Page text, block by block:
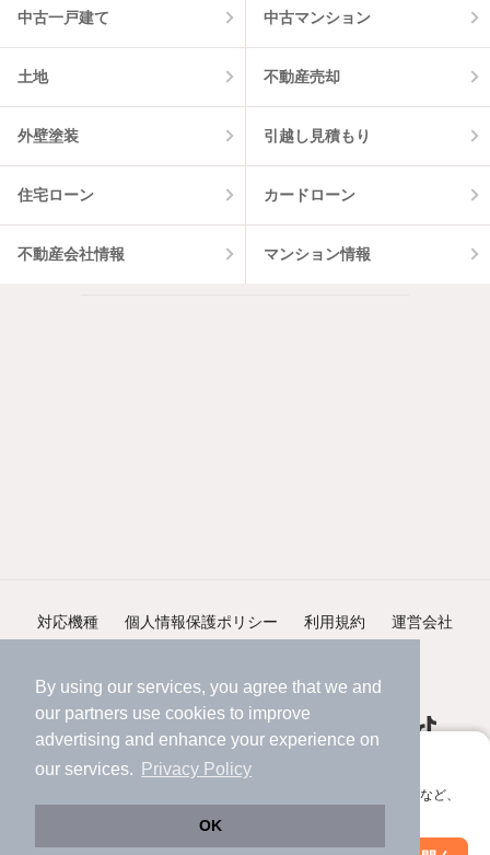
By using our services, you agree that we and
our partners use cookies to improve
advertising and enhance your experience on
our services.
Privacy Policy
OK
アプリに切り替えて、サクサクお部屋探し
会員登録なしですぐ使える。マップ検索やお気に入り保存など、
中古一戸建て 中古マンション
土地 不動産売却
外壁塗装 引越し見積もり
住宅ローン カードローン
不動産会社情報 マンション情報
対応機種 個人情報保護ポリシー 利用規約 運営会社
©NIFTY Lifestyle Co., Ltd.